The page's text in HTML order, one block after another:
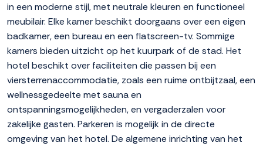
in een moderne stijl, met neutrale kleuren en functioneel
meubilair. Elke kamer beschikt doorgaans over een eigen
badkamer, een bureau en een flatscreen-tv. Sommige
kamers bieden uitzicht op het kuurpark of de stad. Het
hotel beschikt over faciliteiten die passen bij een
viersterrenaccommodatie, zoals een ruime ontbijtzaal, een
wellnessgedeelte met sauna en
ontspanningsmogelijkheden, en vergaderzalen voor
zakelijke gasten. Parkeren is mogelijk in de directe
omgeving van het hotel. De algemene inrichting van het